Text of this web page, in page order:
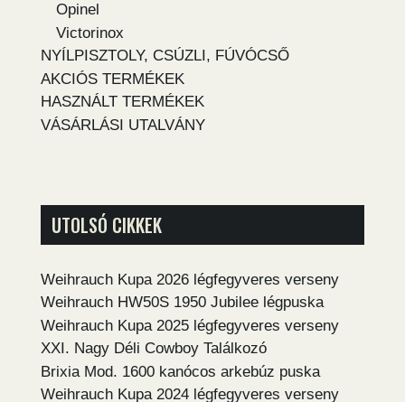
Opinel
Victorinox
NYÍLPISZTOLY, CSÚZLI, FÚVÓCSŐ
AKCIÓS TERMÉKEK
HASZNÁLT TERMÉKEK
VÁSÁRLÁSI UTALVÁNY
UTOLSÓ CIKKEK
Weihrauch Kupa 2026 légfegyveres verseny
Weihrauch HW50S 1950 Jubilee légpuska
Weihrauch Kupa 2025 légfegyveres verseny
XXI. Nagy Déli Cowboy Találkozó
Brixia Mod. 1600 kanócos arkebúz puska
Weihrauch Kupa 2024 légfegyveres verseny